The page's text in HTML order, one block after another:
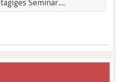
Seminar.....